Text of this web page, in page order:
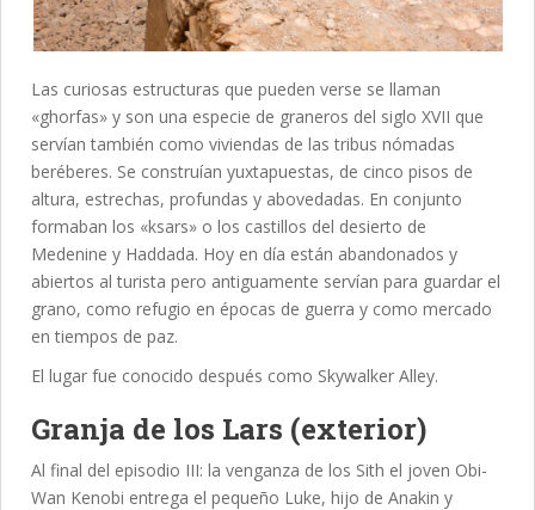
Las curiosas estructuras que pueden verse se llaman
«ghorfas» y son una especie de graneros del siglo XVII que
servían también como viviendas de las tribus nómadas
beréberes. Se construían yuxtapuestas, de cinco pisos de
altura, estrechas, profundas y abovedadas. En conjunto
formaban los «ksars» o los castillos del desierto de
Medenine y Haddada. Hoy en día están abandonados y
abiertos al turista pero antiguamente servían para guardar el
grano, como refugio en épocas de guerra y como mercado
en tiempos de paz.
El lugar fue conocido después como Skywalker Alley.
Granja de los Lars (exterior)
Al final del episodio III: la venganza de los Sith el joven Obi-
Wan Kenobi entrega el pequeño Luke, hijo de Anakin y